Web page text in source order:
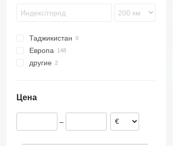
Таджикистан
Европа
Германия
Португалия
Греция
другие
Цена
–